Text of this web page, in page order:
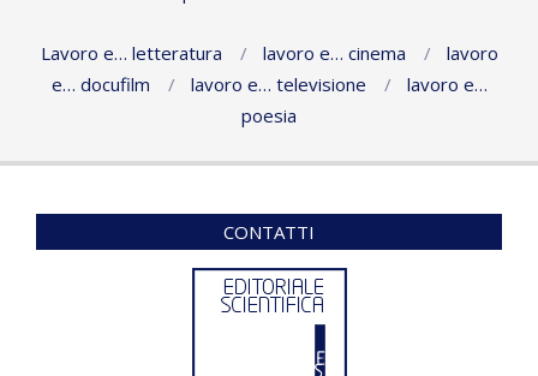
Lavoro e… letteratura lavoro e… cinema
lavoro
e… docufilm
lavoro e… televisione
lavoro e…
poesia
CONTATTI